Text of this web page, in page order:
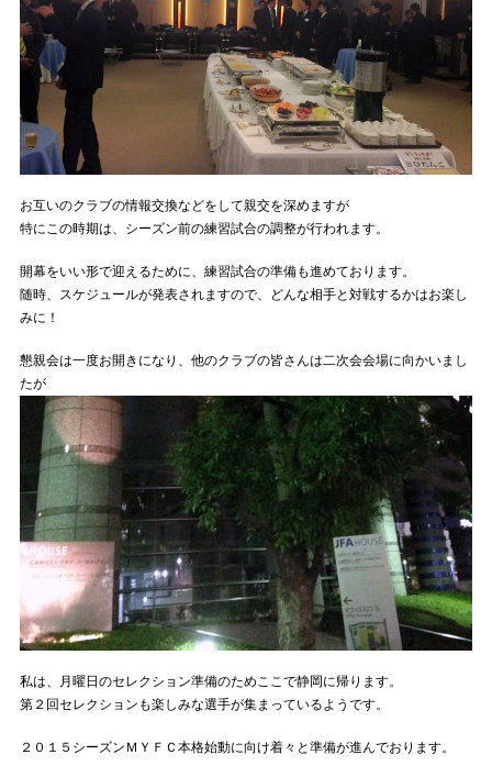
お互いのクラブの情報交換などをして親交を深めますが
特にこの時期は、シーズン前の練習試合の調整が行われます。
開幕をいい形で迎えるために、練習試合の準備も進めております。
随時、スケジュールが発表されますので、どんな相手と対戦するかはお楽し
みに！
懇親会は一度お開きになり、他のクラブの皆さんは二次会会場に向かいまし
たが
私は、月曜日のセレクション準備のためここで静岡に帰ります。
第２回セレクションも楽しみな選手が集まっているようです。
２０１５シーズンＭＹＦＣ本格始動に向け着々と準備が進んでおります。